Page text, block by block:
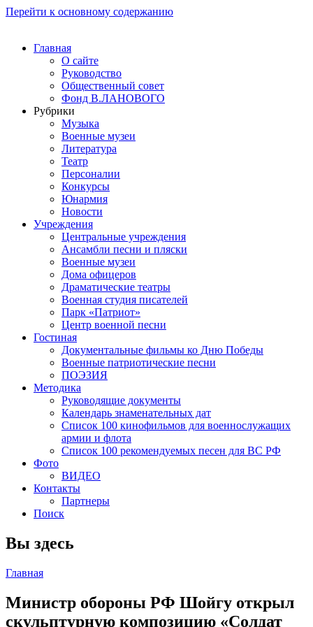
Перейти к основному содержанию
Главная
О сайте
Руководство
Общественный совет
Фонд В.ЛАНОВОГО
Рубрики
Музыка
Военные музеи
Литература
Театр
Персоналии
Конкурсы
Юнармия
Новости
Учреждения
Центральные учреждения
Ансамбли песни и пляски
Военные музеи
Дома офицеров
Драматические театры
Военная студия писателей
Парк «Патриот»
Центр военной песни
Гостиная
Документальные фильмы ко Дню Победы
Военные патриотические песни
ПОЭЗИЯ
Методика
Руководящие документы
Календарь знаменательных дат
Список 100 кинофильмов для военнослужащих
армии и флота
Список 100 рекомендуемых песен для ВС РФ
Фото
ВИДЕО
Контакты
Партнеры
Поиск
Вы здесь
Главная
Министр обороны РФ Шойгу открыл
скульптурную композицию «Солдат